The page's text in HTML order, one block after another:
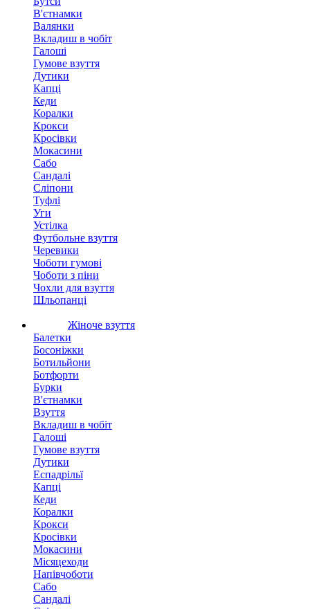
В'єтнамки
Валянки
Вкладиш в чобіт
Галоші
Гумове взуття
Дутики
Капці
Кеди
Коралки
Крокси
Кросівки
Мокасини
Сабо
Сандалі
Сліпони
Туфлі
Уги
Устілка
Футбольне взуття
Черевики
Чоботи гумові
Чоботи з піни
Чохли для взуття
Шльопанці
Жіноче взуття
Балетки
Босоніжки
Ботильйони
Ботфорти
Бурки
В'єтнамки
Взуття
Вкладиш в чобіт
Галоші
Гумове взуття
Дутики
Еспадрільї
Капці
Кеди
Коралки
Крокси
Кросівки
Мокасини
Місяцеходи
Напівчоботи
Сабо
Сандалі